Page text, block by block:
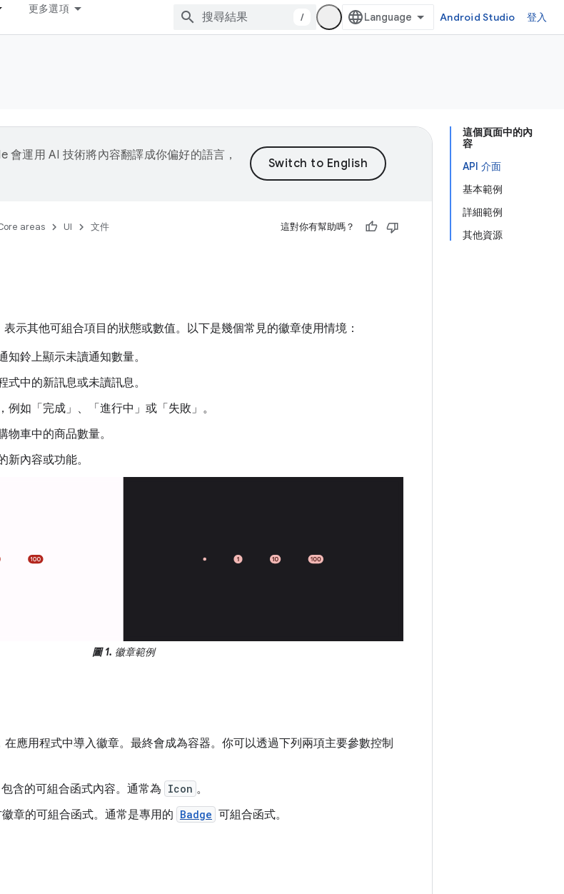
更多選項
/ Android Studio 登入
這個頁面中的內
容
API 介面
基本範例
詳細範例
其他資源
會運用 AI 技術將內容翻譯成你偏好的語言，
areas UI 文件 這對你有幫助嗎？
示其他可組合項目的狀態或數值。以下是幾個常見的徽章使用情境：
知鈴上顯示未讀通知數量。
式中的新訊息或未讀訊息。
例如「完成」、「進行中」或「失敗」。
物車中的商品數量。
新內容或功能。
圖 1. 徽章範例
在應用程式中導入徽章。最終會成為容器。你可以透過下列兩項主要參數控制
包含的可組合函式內容。通常為 Icon 。
徽章的可組合函式。通常是專用的 Badge 可組合函式。